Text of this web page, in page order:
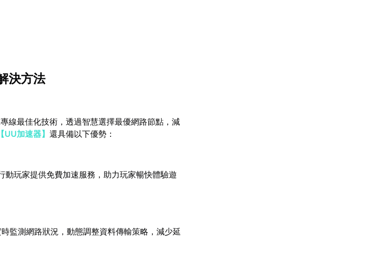
決方法
線最佳化技術，透過智慧選擇最優網路節點，減
【UU加速器】還具備以下優勢：
動玩家提供免費加速服務，助力玩家暢快體驗遊
監測網路狀況，動態調整資料傳輸策略，減少延